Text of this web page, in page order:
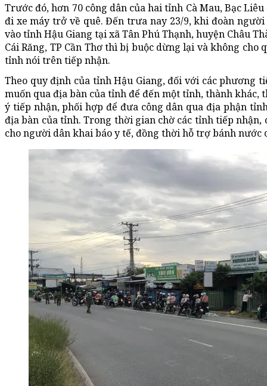
Trước đó, hơn 70 công dân của hai tỉnh Cà Mau, Bạc
đi xe máy trở về quê. Đến trưa nay 23/9, khi đoàn
vào tỉnh Hậu Giang tại xã Tân Phú Thạnh, huyện Châu
Cái Răng, TP Cần Thơ thì bị buộc dừng lại và không
tỉnh nói trên tiếp nhận.
Theo quy định của tỉnh Hậu Giang, đối với các phương
muốn qua địa bàn của tỉnh để đến một tỉnh, thành
ý tiếp nhận, phối hợp để đưa công dân qua địa phận
địa bàn của tỉnh. Trong thời gian chờ các tỉnh tiếp nhận,
cho người dân khai báo y tế, đồng thời hỗ trợ bánh nước